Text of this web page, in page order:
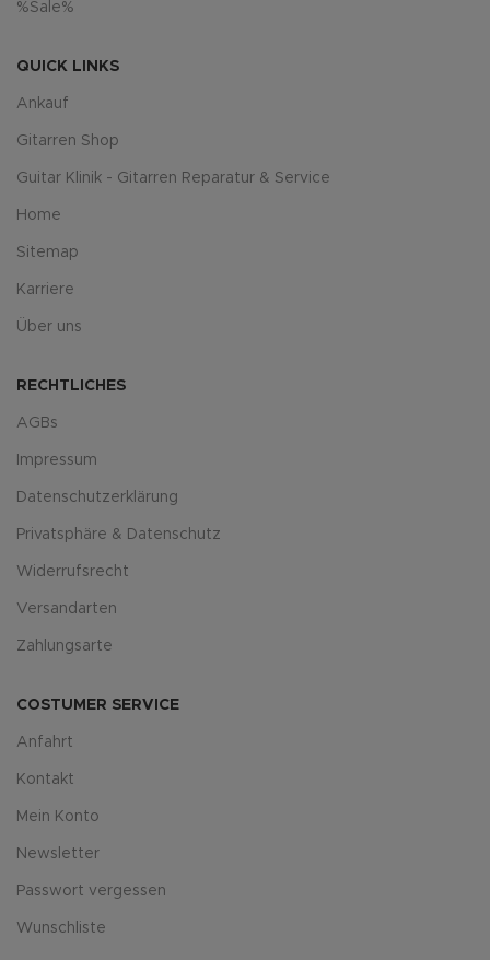
%Sale%
QUICK LINKS
Ankauf
Gitarren Shop
Guitar Klinik - Gitarren Reparatur & Service
Home
Sitemap
Karriere
Über uns
RECHTLICHES
AGBs
Impressum
Datenschutzerklärung
Privatsphäre & Datenschutz
Widerrufsrecht
Versandarten
Zahlungsarte
COSTUMER SERVICE
Anfahrt
Kontakt
Mein Konto
Newsletter
Passwort vergessen
Wunschliste